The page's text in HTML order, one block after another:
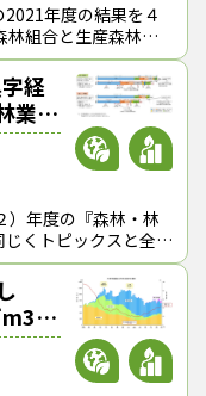
年度の結果を４
林組合と生産森林組
経
業白
）年度の『森林・林
くトピックスと全６
を活かす持続的な林
台
公表